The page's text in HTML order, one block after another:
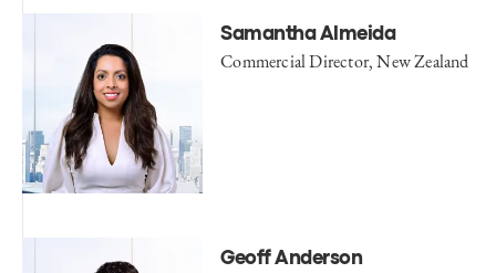
Samantha Almeida
Commercial Director​, New Zealand
Geoff Anderson